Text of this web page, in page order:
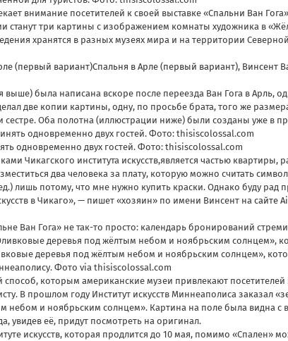
внимание посетителей к своей выставке «Спальни Ван Гога
станут три картины с изображением комнаты художника в
хранятся в разных музеях мира и на территории
Спальня в Арле (первый вариант), Винсент
выше) была написана вскоре после переезда Ван Гога в Арль,
две копии картины, одну, по просьбе брата, того же
Оба полотна (иллюстрации ниже) были созданы уже в
одновременно двух гостей. Фото: thisiscolossal.com
Чикагского института искусств,является частью
два человека за плату, которую можно считать
лишь потому, что мне нужно купить краски. Однако буду рад
в Чикаго», — пишет «хозяин» по имени Винсент на сайте
Ван Гога» не так-то просто: календарь бронирований
деревья под жёлтым небом и ноябрьским солнцем»,
Фото via thisiscolossal.com
которым американские музеи привлекают
В прошлом году Институт искусств Миннеаполиса заказал
небом и ноябрьским солнцем». Картина на поле была видна с
увидев её, придут посмотреть на оригинал.
искусств, которая продлится до 10 мая, помимо «Спален»